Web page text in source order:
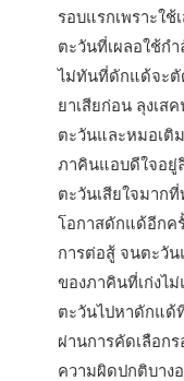
รอบแรกเพราะใ
ตะวันที่เผลอใช้ก
ไม่ทันที่ดักแด้จะตั
ยาเสียก่อน ลุงเส
ตะวันและหมอเติ
ภาคินแอบดีใจอยู่
ตะวันเสียใจมาก
โอกาสดักแด้อีกค
การต่อสู้ จนตะวั
ของภาคินที่เก่งไ
ตะวันไปหาดักแด้
ผ่านการคัดเลือก
ความผิดปกติบาง